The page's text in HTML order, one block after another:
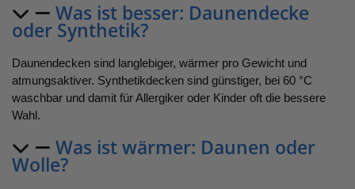
Was ist besser: Daunendecke
oder Synthetik?
Daunendecken sind langlebiger, wärmer pro Gewicht und
atmungsaktiver. Synthetikdecken sind günstiger, bei 60 °C
waschbar und damit für Allergiker oder Kinder oft die bessere
Wahl.
Was ist wärmer: Daunen oder
Wolle?